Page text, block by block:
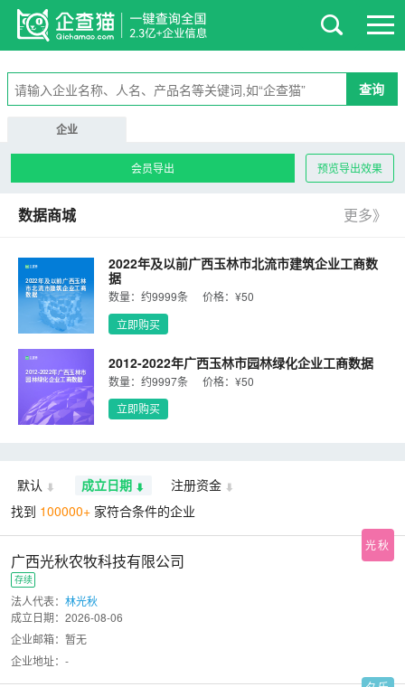
查询
企业
预览导出效果
数据商城 更多》
2022年及以前广西玉林
市北流市建筑企业工商
数据
2022年及以前广西玉林市北流市建筑企业工商数
据
数量：约9999条
价格：¥50
立即购买
2012-2022年广西玉林市
园林绿化企业工商数据
2012-2022年广西玉林市园林绿化企业工商数据
数量：约9997条
价格：¥50
立即购买
默认 成立日期
注册资金
找到 100000+ 家符合条件的企业
光秋
广西光秋农牧科技有限公司
存续
法人代表： 林光秋
成立日期： 2026-08-06
企业邮箱：暂无
企业地址：-